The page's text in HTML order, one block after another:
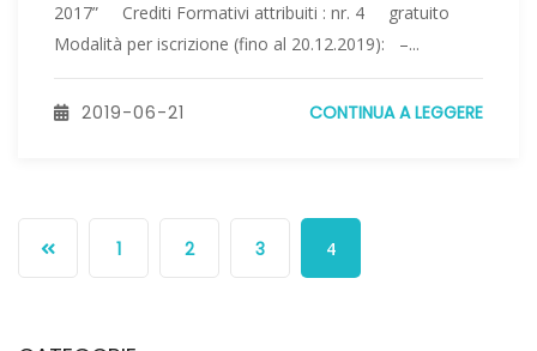
2017” Crediti Formativi attribuiti : nr. 4 gratuito
Modalità per iscrizione (fino al 20.12.2019): –...
2019-06-21 CONTINUA A LEGGERE
1 2 3 4